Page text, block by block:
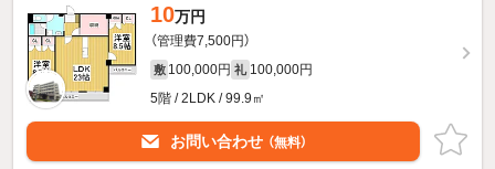
10万円
（管理費7,500円）
敷 100,000円 礼 100,000円
5階 / 2LDK / 99.9㎡
お問い合わせ （無料）